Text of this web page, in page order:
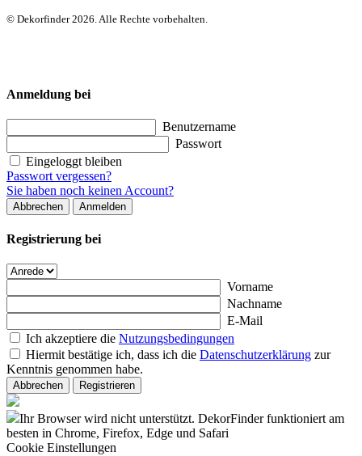
© Dekorfinder 2026. Alle Rechte vorbehalten.
Anmeldung bei
Benutzername
Passwort
Eingeloggt bleiben
Passwort vergessen?
Sie haben noch keinen Account?
Abbrechen Anmelden
Registrierung bei
Vorname
Nachname
E-Mail
Ich akzeptiere die Nutzungsbedingungen
Hiermit bestätige ich, dass ich die Datenschutzerklärung zur
Kenntnis genommen habe.
Abbrechen Registrieren
Ihr Browser wird nicht unterstützt. DekorFinder funktioniert am
besten in Chrome, Firefox, Edge und Safari
Cookie Einstellungen